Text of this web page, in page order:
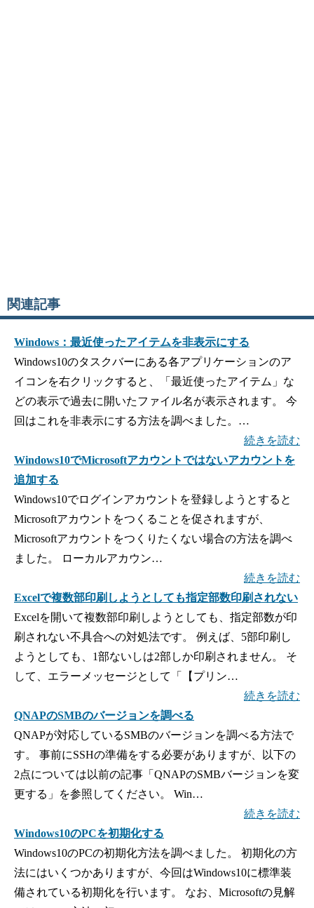
関連記事
Windows：最近使ったアイテムを非表示にする
Windows10のタスクバーにある各アプリケーションのア
イコンを右クリックすると、「最近使ったアイテム」な
どの表示で過去に開いたファイル名が表示されます。 今
回はこれを非表示にする方法を調べました。…
続きを読む
Windows10でMicrosoftアカウントではないアカウントを
追加する
Windows10でログインアカウントを登録しようとすると
Microsoftアカウントをつくることを促されますが、
Microsoftアカウントをつくりたくない場合の方法を調べ
ました。 ローカルアカウン…
続きを読む
Excelで複数部印刷しようとしても指定部数印刷されない
Excelを開いて複数部印刷しようとしても、指定部数が印
刷されない不具合への対処法です。 例えば、5部印刷し
ようとしても、1部ないしは2部しか印刷されません。 そ
して、エラーメッセージとして「【プリン…
続きを読む
QNAPのSMBのバージョンを調べる
QNAPが対応しているSMBのバージョンを調べる方法で
す。 事前にSSHの準備をする必要がありますが、以下の
2点については以前の記事「QNAPのSMBバージョンを変
更する」を参照してください。 Win…
続きを読む
Windows10のPCを初期化する
Windows10のPCの初期化方法を調べました。 初期化の方
法にはいくつかありますが、今回はWindows10に標準装
備されている初期化を行います。 なお、Microsoftの見解